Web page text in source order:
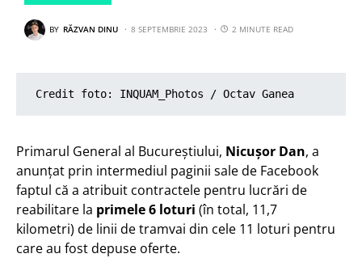
BY RĂZVAN DINU 8 SEPTEMBRIE 2023 2 MINUTE READ
Credit foto: INQUAM_Photos / Octav Ganea
Primarul General al Bucureștiului, Nicușor Dan, a
anunțat prin intermediul paginii sale de Facebook
faptul că a atribuit contractele pentru lucrări de
reabilitare la primele 6 loturi (în total, 11,7
kilometri) de linii de tramvai din cele 11 loturi pentru
care au fost depuse oferte.